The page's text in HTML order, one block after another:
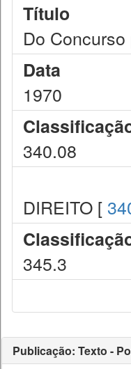
Título
Do
Data
1970
340.08
DIREITO [
345.3
Publicação: Texto -